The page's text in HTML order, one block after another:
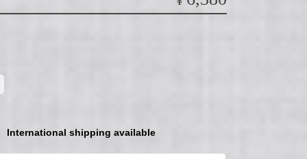
International shipping available